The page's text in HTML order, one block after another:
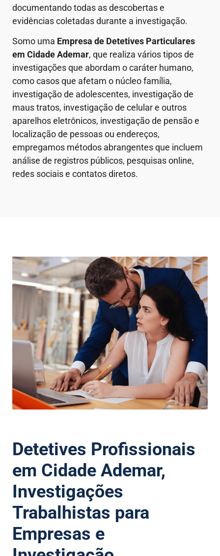
documentando todas as descobertas e
evidências coletadas durante a investigação.
Somo uma Empresa de Detetives Particulares
em Cidade Ademar, que realiza vários tipos de
investigações que abordam o caráter humano,
como casos que afetam o núcleo família,
investigação de adolescentes, investigação de
maus tratos, investigação de celular e outros
aparelhos eletrônicos, investigação de pensão e
localização de pessoas ou endereços,
empregamos métodos abrangentes que incluem
análise de registros públicos, pesquisas online,
redes sociais e contatos diretos.
Detetives Profissionais
em Cidade Ademar,
Investigações
Trabalhistas para
Empresas e